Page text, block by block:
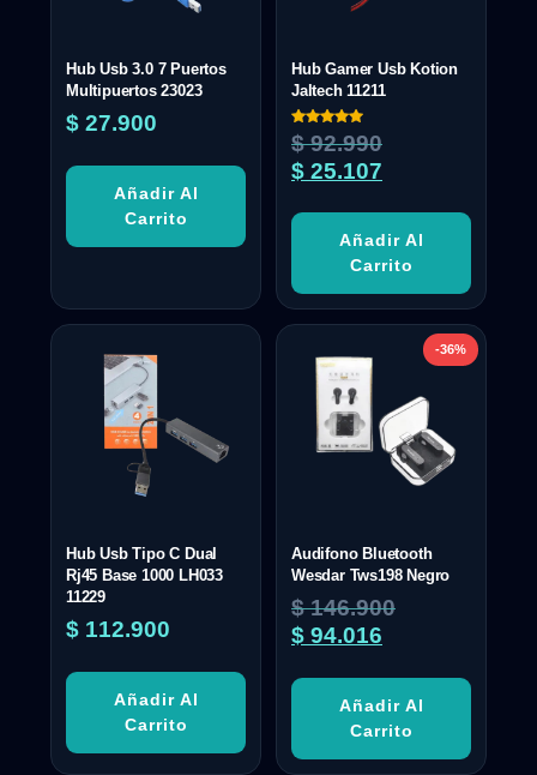
Hub Usb 3.0 7 Puertos
Multipuertos 23023
$ 27.900
Añadir Al
Carrito
Hub Gamer Usb Kotion
Jaltech 11211
Valorado
con
5.00
de 5
$92.990
$ 25.107
Añadir Al
Carrito
Hub Usb Tipo C Dual
Rj45 Base 1000 LH033
11229
$ 112.900
Añadir Al
Carrito
-36%
Audifono Bluetooth
Wesdar Tws198 Negro
$146.900
$ 94.016
Añadir Al
Carrito